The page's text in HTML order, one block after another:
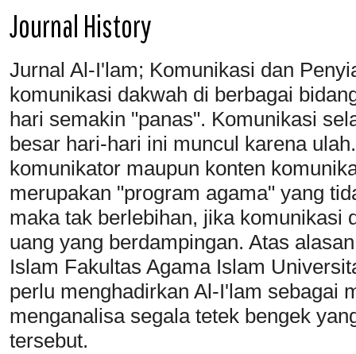
Journal History
Jurnal Al-I'lam; Komunikasi dan
komunikasi dakwah di berbagai
hari semakin "panas". Komunikasi
besar hari-hari ini muncul karena
komunikator maupun konten
merupakan "program agama" yang
maka tak berlebihan, jika komunikasi
uang yang berdampingan. Atas
Islam Fakultas Agama Islam
perlu menghadirkan Al-I'lam sebagai
menganalisa segala tetek bengek
tersebut.